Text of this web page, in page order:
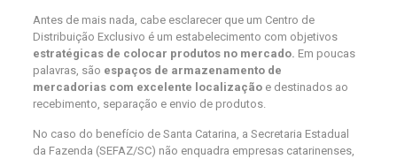
Antes de mais nada, cabe esclarecer que um Centro de
Distribuição Exclusivo é um estabelecimento com objetivos
estratégicas de colocar produtos no mercado. Em poucas
palavras, são espaços de armazenamento de
mercadoriascom excelente localização e destinados ao
recebimento, separação e envio de produtos.
No caso do benefício de Santa Catarina, a Secretaria Estadual
da Fazenda (SEFAZ/SC) não enquadra empresas catarinenses,